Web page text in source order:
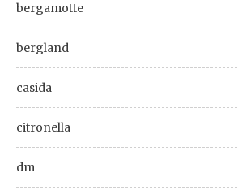
bergamotte
bergland
casida
citronella
dm